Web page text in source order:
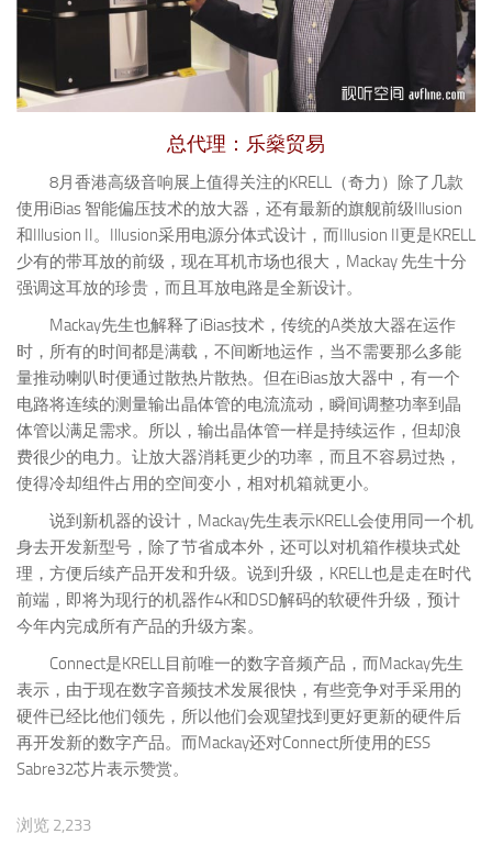
总代理：乐燊贸易
8月香港高级音响展上值得关注的KRELL（奇力）除了几款
使用iBias 智能偏压技术的放大器，还有最新的旗舰前级Illusion
和Illusion II。Illusion采用电源分体式设计，而Illusion II更是KRELL
少有的带耳放的前级，现在耳机市场也很大，Mackay 先生十分
强调这耳放的珍贵，而且耳放电路是全新设计。
Mackay先生也解释了iBias技术，传统的A类放大器在运作
时，所有的时间都是满载，不间断地运作，当不需要那么多能
量推动喇叭时便通过散热片散热。但在iBias放大器中，有一个
电路将连续的测量输出晶体管的电流流动，瞬间调整功率到晶
体管以满足需求。所以，输出晶体管一样是持续运作，但却浪
费很少的电力。让放大器消耗更少的功率，而且不容易过热，
使得冷却组件占用的空间变小，相对机箱就更小。
说到新机器的设计，Mackay先生表示KRELL会使用同一个机
身去开发新型号，除了节省成本外，还可以对机箱作模块式处
理，方便后续产品开发和升级。说到升级，KRELL也是走在时代
前端，即将为现行的机器作4K和DSD解码的软硬件升级，预计
今年内完成所有产品的升级方案。
Connect是KRELL目前唯一的数字音频产品，而Mackay先生
表示，由于现在数字音频技术发展很快，有些竞争对手采用的
硬件已经比他们领先，所以他们会观望找到更好更新的硬件后
再开发新的数字产品。而Mackay还对Connect所使用的ESS
Sabre32芯片表示赞赏。
浏览 2,233